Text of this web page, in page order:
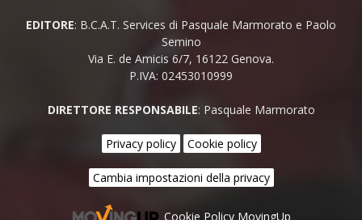
EDITORE: B.C.A.T. Services di Pasquale Marmorato e Paolo
Semino
Via E. de Amicis 6/7, 16122 Genova.
P.IVA: 02453010999
DIRETTORE RESPONSABILE: Pasquale Marmorato
Privacy policy Cookie policy
Cambia impostazioni della privacy
Cookie Policy MovingUp